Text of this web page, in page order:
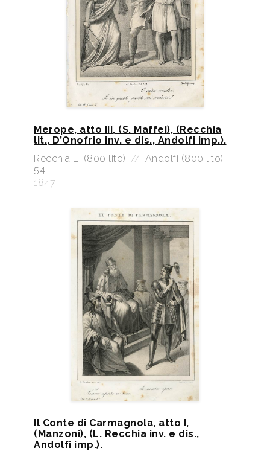
Merope, atto III, (S. Maffei), (Recchia
lit., D’Onofrio inv. e dis., Andolfi imp.).
Recchia L. (800 lito) // Andolfi (800 lito) -
54
1847
Il Conte di Carmagnola, atto I,
(Manzoni), (L. Recchia inv. e dis.,
Andolfi imp.).